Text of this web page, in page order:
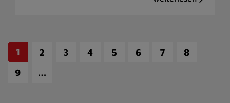
1 2 3 4 5 6 7
8
9
…